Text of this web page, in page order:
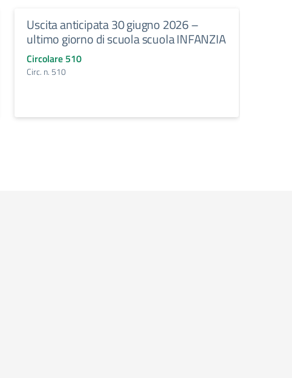
Uscita anticipata 30 giugno 2026 –
ultimo giorno di scuola scuola INFANZIA
Circolare 510
Circ. n. 510